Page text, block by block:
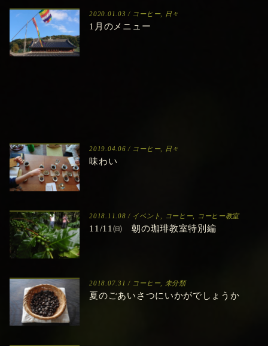
2020.01.03 / コーヒー, 日々
1月のメニュー
2019.04.06 / コーヒー, 日々
味わい
2018.11.08 / イベント コーヒー, コーヒー教室
11/11㈰ 朝の珈琲教室特別編
2018.07.31 / コーヒー, 未分類
夏のごあいさつにいかがでしょうか